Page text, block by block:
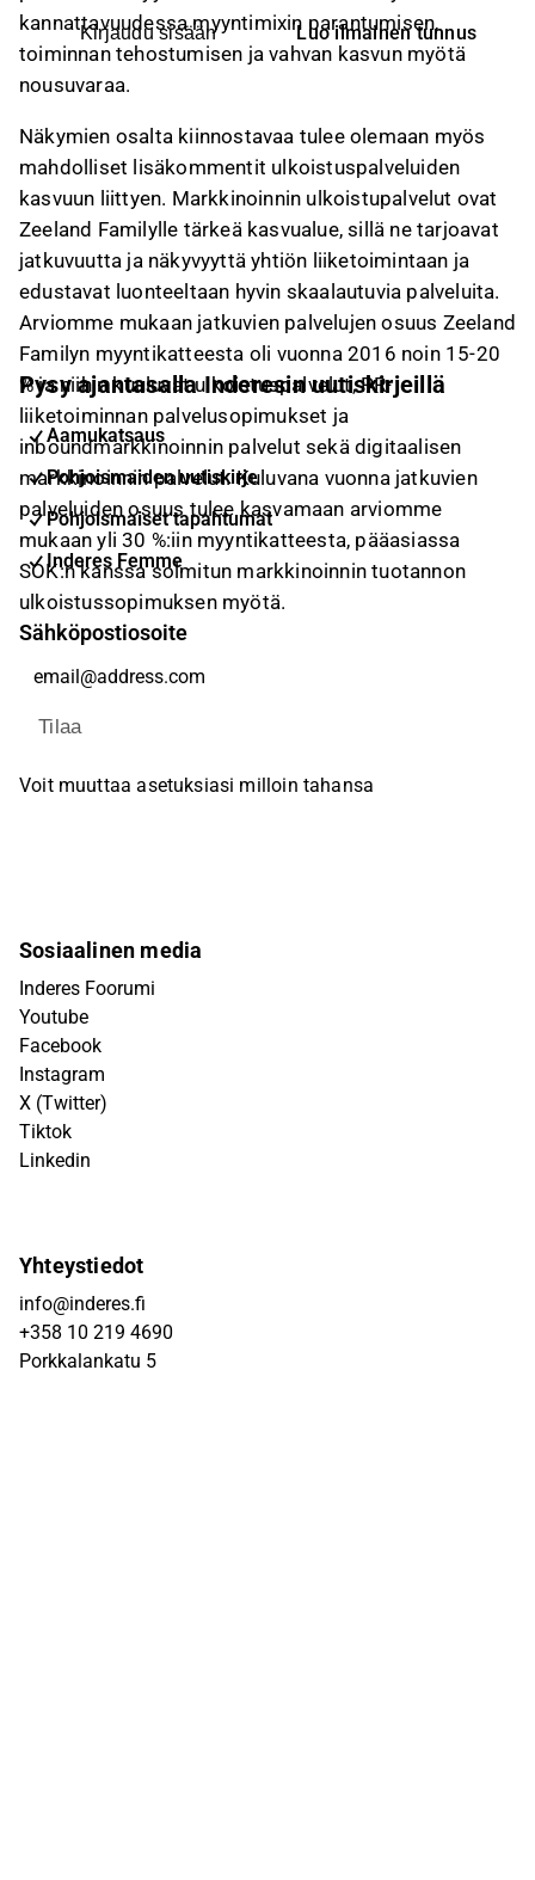
kannattavuudessa myyntimixin parantumisen,
toiminnan tehostumisen ja vahvan kasvun myötä
nousuvaraa.
Näkymien osalta kiinnostavaa tulee olemaan myös
mahdolliset lisäkommentit ulkoistuspalveluiden
kasvuun liittyen. Markkinoinnin ulkoistupalvelut ovat
Zeeland Familylle tärkeä kasvualue, sillä ne tarjoavat
jatkuvuutta ja näkyvyyttä yhtiön liiketoimintaan ja
edustavat luonteeltaan hyvin skaalautuvia palveluita.
Arviomme mukaan jatkuvien palvelujen osuus Zeeland
Familyn myyntikatteesta oli vuonna 2016 noin 15-20
% ja niihin kuuluvat ulkoistuspalvelut, PR-
liiketoiminnan palvelusopimukset ja
inboundmarkkinoinnin palvelut sekä digitaalisen
markkinoinnin palvelut. Kuluvana vuonna jatkuvien
palveluiden osuus tulee kasvamaan arviomme
mukaan yli 30 %:iin myyntikatteesta, pääasiassa
SOK:n kanssa solmitun markkinoinnin tuotannon
ulkoistussopimuksen myötä.
Kirjaudu sisään Luo ilmainen tunnus
Pysy ajantasalla Inderesin uutiskirjeillä
Aamukatsaus
Pohjoismaiden uutiskirje
Pohjoismaiset tapahtumat
Inderes Femme
Sähköpostiosoite
Tilaa
Voit muuttaa asetuksiasi milloin tahansa
Sosiaalinen media
Inderes Foorumi
Youtube
Facebook
Instagram
X (Twitter)
Tiktok
Linkedin
Yhteystiedot
info@inderes.fi
+358 10 219 4690
Porkkalankatu 5